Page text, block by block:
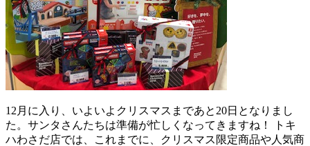
12月に入り、いよいよクリスマスまであと20日となりまし
た。サンタさんたちは準備が忙しくなってきますね！ トキ
ハわさだ店では、これまでに、クリスマス限定商品や人気商